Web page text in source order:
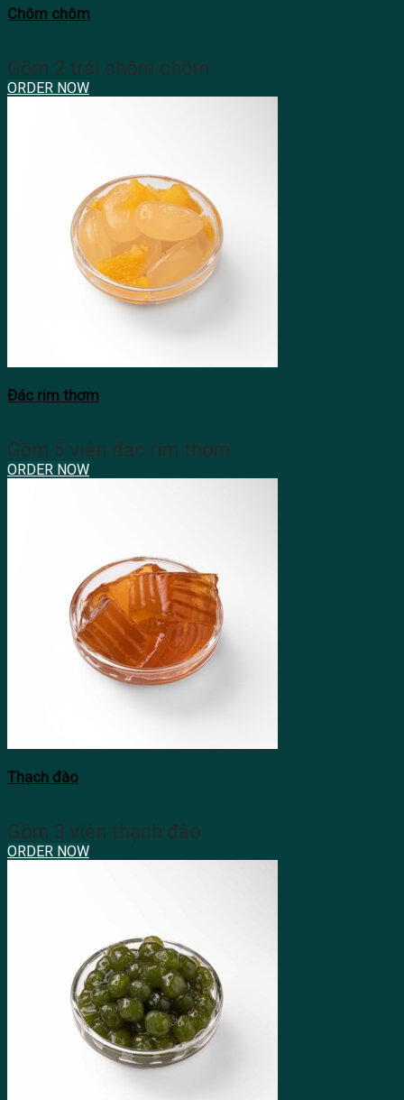
Chôm chôm
Gồm 2 trái chôm chôm
ORDER NOW
Đác rim thơm
Gồm 5 viên đác rim thơm
ORDER NOW
Thạch đào
Gồm 3 viên thạch đào
ORDER NOW